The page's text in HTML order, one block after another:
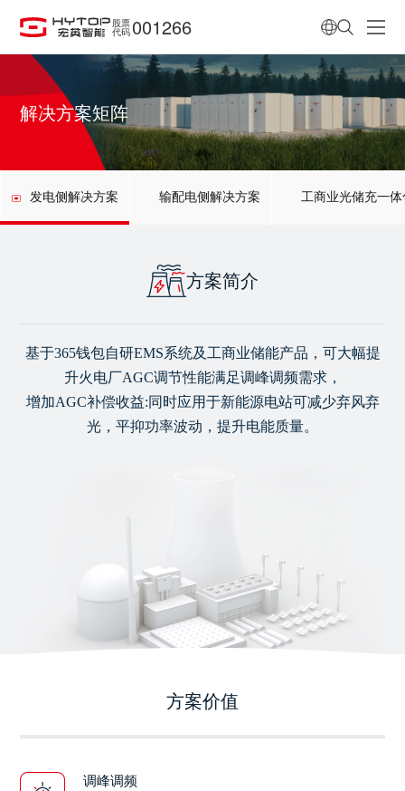
股票
代码 001266
解决方案矩阵
发电侧解决方案 输配电侧解决方案 工商业光储充一
方案简介
基于365钱包自研EMS系统及工商业储能产品，可大幅提
升火电厂AGC调节性能满足调峰调频需求，
增加AGC补偿收益:同时应用于新能源电站可减少弃风弃
光，平抑功率波动，提升电能质量。
方案价值
调峰调频